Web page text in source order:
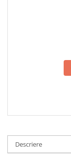
Barbati
Dama
Descriere